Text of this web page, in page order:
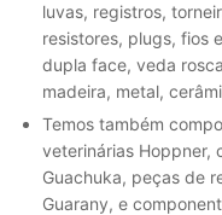
luvas, registros,
resistores, plugs, fios
dupla face, veda
madeira, metal,
Temos também
veterinárias Hoppner,
Guachuka, peças de
Guarany, e